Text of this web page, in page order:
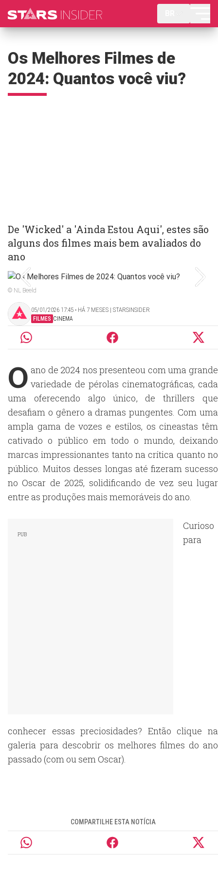
Os Melhores Filmes de
2024: Quantos você viu?
De 'Wicked' a 'Ainda Estou Aqui', estes são
alguns dos filmes mais bem avaliados do
ano
© NL Beeld
05/01/2026 17:45 ‧ HÁ 7 MESES | STARSINSIDER
FILMES CINEMA
O ano de 2024 nos presenteou com uma grande
variedade de pérolas cinematográficas, cada
uma oferecendo algo único, de thrillers que
desafiam o gênero a dramas pungentes. Com uma
ampla gama de vozes e estilos, os cineastas têm
cativado o público em todo o mundo, deixando
marcas impressionantes tanto na crítica quanto no
público. Muitos desses longas até fizeram sucesso
no Oscar de 2025, solidificando de vez seu lugar
entre as produções mais memoráveis ​​do ano.
Curioso
para
conhecer essas preciosidades? Então clique na
galeria para descobrir os melhores filmes do ano
passado (com ou sem Oscar).
COMPARTILHE ESTA NOTÍCIA